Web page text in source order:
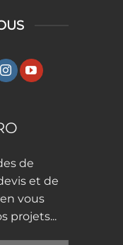
de
et de
vous
projets...